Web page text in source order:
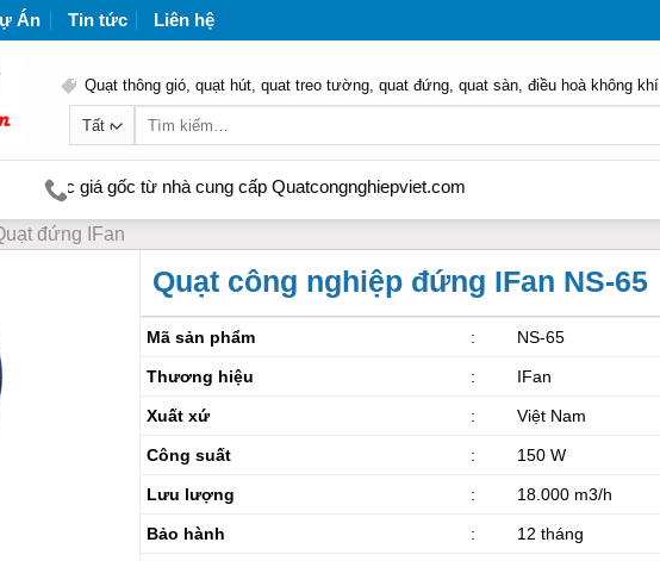
Án Tin tức Liên hệ
Quạt thông gió, quạt hút, quat treo tường, quat đứng, quat sàn, điều hoà không khí
gốc từ nhà cung cấp Quatcongnghiepviet.com
đứng IFan
Quạt công nghiệp đứng IFan NS-65
Mã sản phẩm : NS-65
Thương hiệu : IFan
Xuất xứ : Việt Nam
Công suất : 150 W
Lưu lượng : 18.000 m3/h
Bảo hành : 12 tháng